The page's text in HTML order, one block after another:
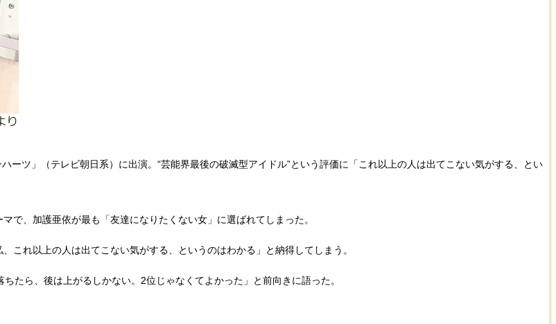
ツ」（テレビ朝日系）に出演。“芸能界最後の破滅型アイドル”という評価に「これ以上の人は出てこない気がする、とい
で、加護亜依が最も「友達になりたくない女」に選ばれてしまった。
これ以上の人は出てこない気がする、というのはわかる」と納得してしまう。
たら、後は上がるしかない。2位じゃなくてよかった」と前向きに語った。